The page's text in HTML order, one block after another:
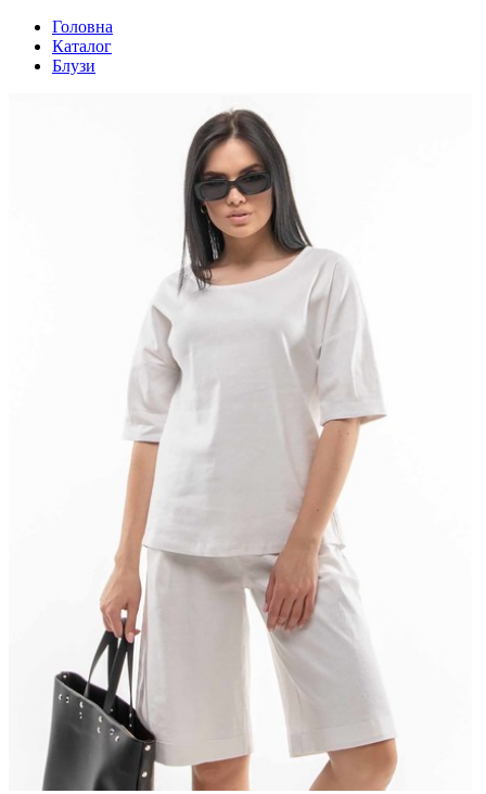
Головна
Каталог
Блузи